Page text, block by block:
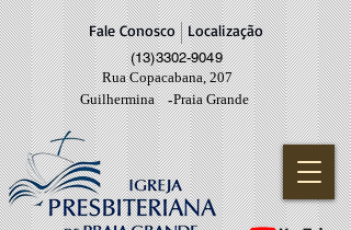
Fale Conosco Localização
(13)3302-9049
Rua Copacabana, 207
Guilhermina
Praia Grande
-